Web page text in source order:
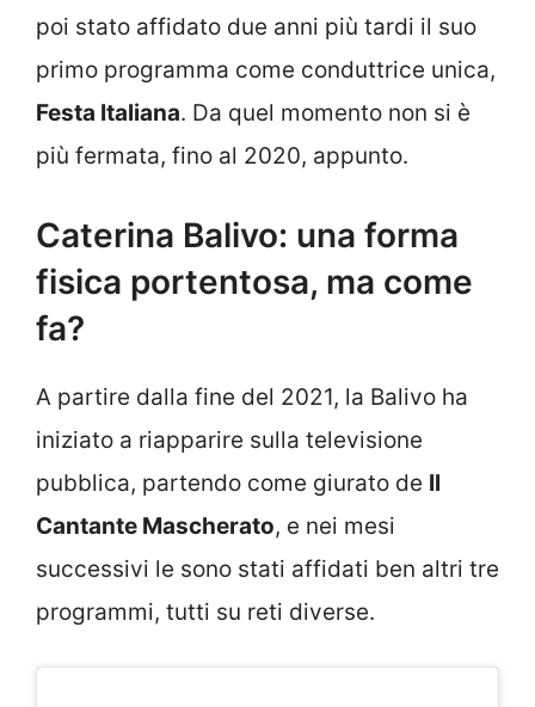
poi stato affidato due anni più tardi il suo
primo programma come conduttrice unica,
Festa Italiana. Da quel momento non si è
più fermata, fino al 2020, appunto.
Caterina Balivo: una forma
fisica portentosa, ma come
fa?
A partire dalla fine del 2021, la Balivo ha
iniziato a riapparire sulla televisione
pubblica, partendo come giurato de Il
Cantante Mascherato, e nei mesi
successivi le sono stati affidati ben altri tre
programmi, tutti su reti diverse.